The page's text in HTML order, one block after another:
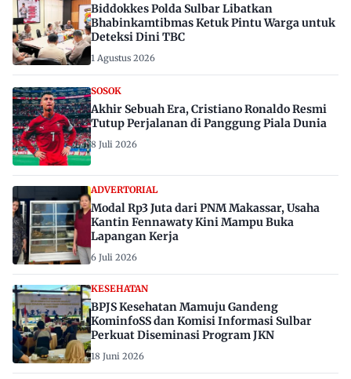
Biddokkes Polda Sulbar Libatkan
Bhabinkamtibmas Ketuk Pintu Warga untuk
Deteksi Dini TBC
1 Agustus 2026
SOSOK
Akhir Sebuah Era, Cristiano Ronaldo Resmi
Tutup Perjalanan di Panggung Piala Dunia
8 Juli 2026
ADVERTORIAL
Modal Rp3 Juta dari PNM Makassar, Usaha
Kantin Fennawaty Kini Mampu Buka
Lapangan Kerja
6 Juli 2026
KESEHATAN
BPJS Kesehatan Mamuju Gandeng
KominfoSS dan Komisi Informasi Sulbar
Perkuat Diseminasi Program JKN
18 Juni 2026